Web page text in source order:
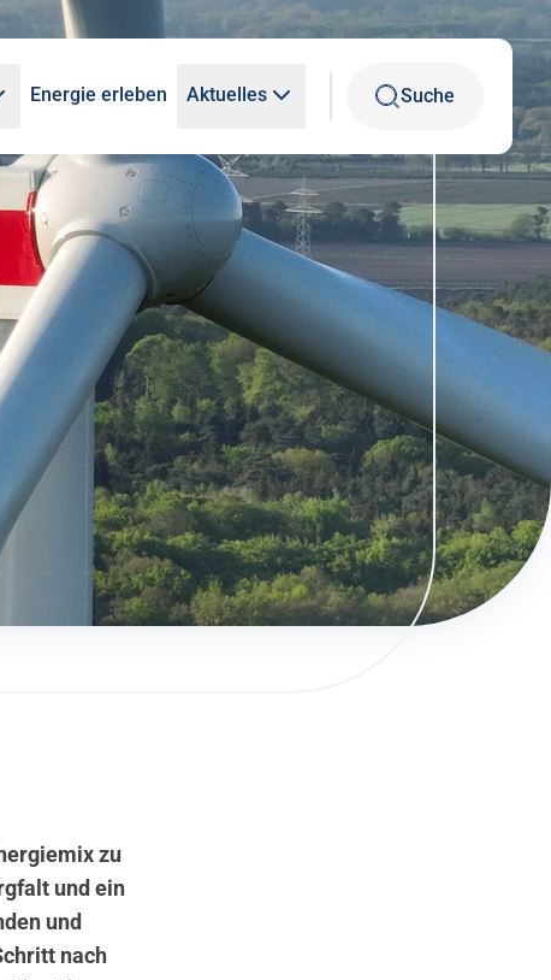
Energie erleben Aktuelles Suche
zu
und ein
und
nach